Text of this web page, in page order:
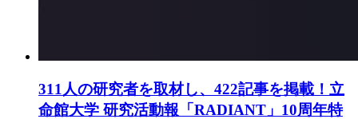
311人の研究者を取材し、422記事を掲載！立
命館大学 研究活動報「RADIANT」10周年特